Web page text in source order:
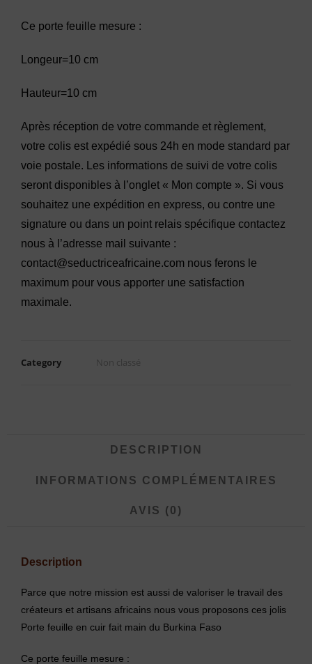
Ce porte feuille mesure :
Longeur=10 cm
Hauteur=10 cm
Après réception de votre commande et règlement,
votre colis est expédié sous 24h en mode standard par
voie postale. Les informations de suivi de votre colis
seront disponibles à l’onglet « Mon compte ». Si vous
souhaitez une expédition en express, ou contre une
signature ou dans un point relais spécifique contactez
nous à l’adresse mail suivante :
contact@seductriceafricaine.com nous ferons le
maximum pour vous apporter une satisfaction
maximale.
Category Non classé
DESCRIPTION
INFORMATIONS COMPLÉMENTAIRES
AVIS (0)
Description
Parce que notre mission est aussi de valoriser le travail des
créateurs et artisans africains nous vous proposons ces jolis
Porte feuille en cuir fait main du Burkina Faso
Ce porte feuille mesure :